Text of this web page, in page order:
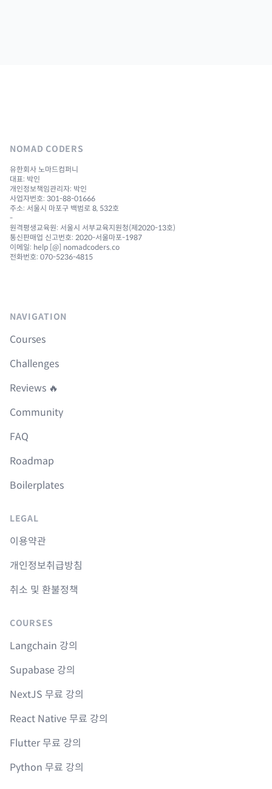
NOMAD CODERS
유한회사 노마드컴퍼니
대표: 박인
개인정보책임관리자: 박인
사업자번호: 301-88-01666
주소: 서울시 마포구 백범로 8, 532호
-
원격평생교육원: 서울시 서부교육지원청(제2020-13호)
통신판매업 신고번호: 2020-서울마포-1987
이메일: help [@] nomadcoders.co
전화번호: 070-5236-4815
NAVIGATION
Courses
Challenges
Reviews 🔥
Community
FAQ
Roadmap
Boilerplates
LEGAL
이용약관
개인정보취급방침
취소 및 환불정책
COURSES
Langchain 강의
Supabase 강의
NextJS 무료 강의
React Native 무료 강의
Flutter 무료 강의
Python 무료 강의